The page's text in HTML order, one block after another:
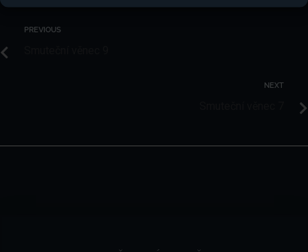
PREVIOUS
NEXT